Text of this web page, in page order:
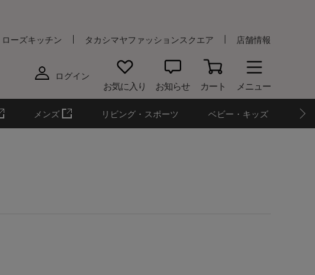
ローズキッチン タカシマヤファッションスクエア 店舗情報
ログイン
お気に入り お知らせ カート メニュー
メンズ リビング・スポーツ ベビー・キッズ